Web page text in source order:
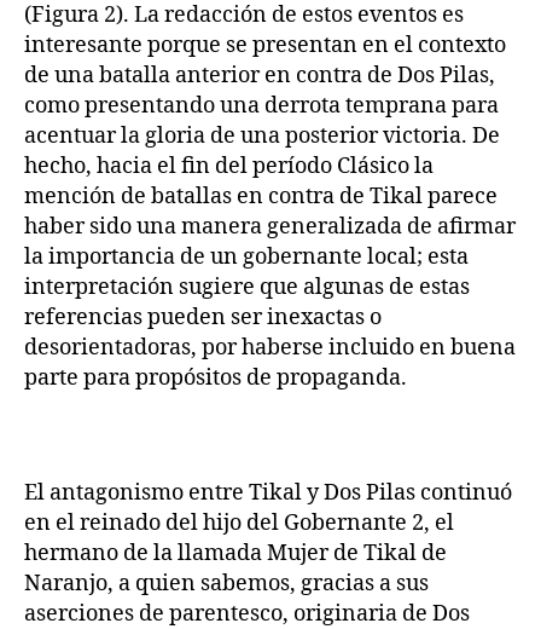
(Figura 2). La redacción de estos eventos es
interesante porque se presentan en el contexto
de una batalla anterior en contra de Dos Pilas,
como presentando una derrota temprana para
acentuar la gloria de una posterior victoria. De
hecho, hacia el fin del período Clásico la
mención de batallas en contra de Tikal parece
haber sido una manera generalizada de afirmar
la importancia de un gobernante local; esta
interpretación sugiere que algunas de estas
referencias pueden ser inexactas o
desorientadoras, por haberse incluido en buena
parte para propósitos de propaganda.
El antagonismo entre Tikal y Dos Pilas continuó
en el reinado del hijo del Gobernante 2, el
hermano de la llamada Mujer de Tikal de
Naranjo, a quien sabemos, gracias a sus
aserciones de parentesco, originaria de Dos